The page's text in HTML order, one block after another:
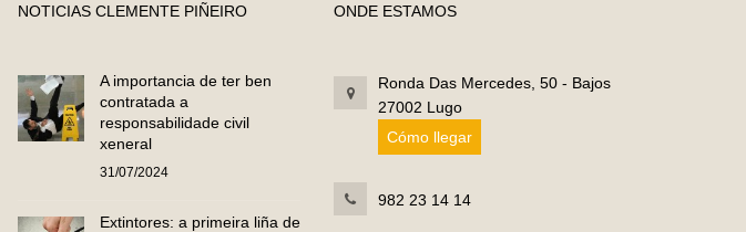
NOTICIAS CLEMENTE PIÑEIRO
A importancia de ter ben
contratada a
responsabilidade civil
xeneral
31/07/2024
Extintores: a primeira liña de
ONDE ESTAMOS
Ronda Das Mercedes, 50 - Bajos
27002 Lugo
Cómo llegar
982 23 14 14